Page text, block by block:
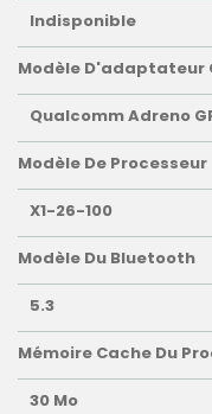
Indisponible
Modèle D'adaptateur
Qualcomm Adreno
Modèle De Processeur
X1-26-100
Modèle Du Bluetooth
5.3
Mémoire Cache Du
30 Mo